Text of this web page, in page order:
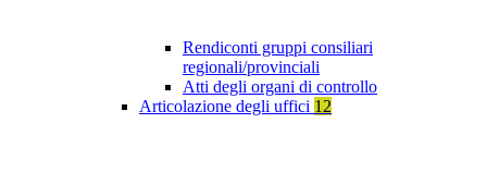
Rendiconti gruppi consiliari
regionali/provinciali
Atti degli organi di controllo
Articolazione degli uffici 12